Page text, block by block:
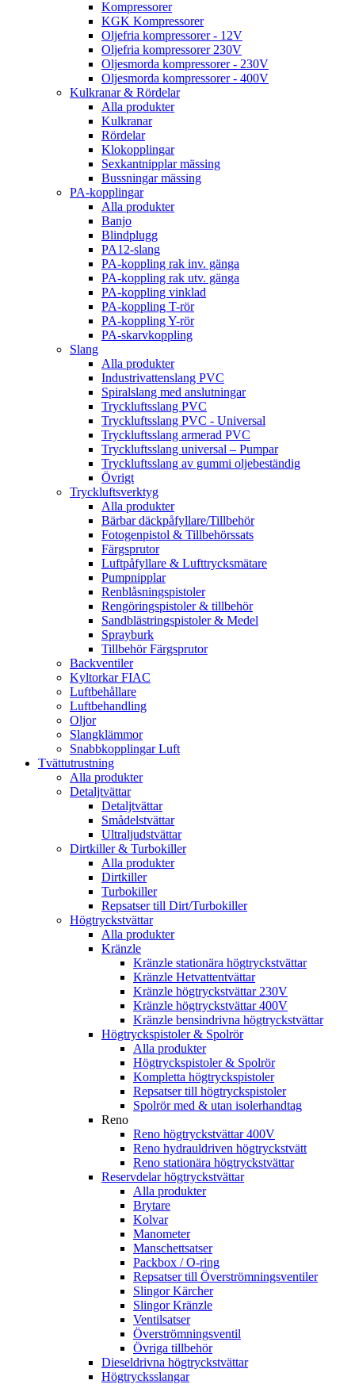
Kompressorer
KGK Kompressorer
Oljefria kompressorer - 12V
Oljefria kompressorer 230V
Oljesmorda kompressorer - 230V
Oljesmorda kompressorer - 400V
Kulkranar & Rördelar
Alla produkter
Kulkranar
Rördelar
Klokopplingar
Sexkantnipplar mässing
Bussningar mässing
PA-kopplingar
Alla produkter
Banjo
Blindplugg
PA12-slang
PA-koppling rak inv. gänga
PA-koppling rak utv. gänga
PA-koppling vinklad
PA-koppling T-rör
PA-koppling Y-rör
PA-skarvkoppling
Slang
Alla produkter
Industrivattenslang PVC
Spiralslang med anslutningar
Tryckluftsslang PVC
Tryckluftsslang PVC - Universal
Tryckluftsslang armerad PVC
Tryckluftsslang universal – Pumpar
Tryckluftsslang av gummi oljebeständig
Övrigt
Tryckluftsverktyg
Alla produkter
Bärbar däckpåfyllare/Tillbehör
Fotogenpistol & Tillbehörssats
Färgsprutor
Luftpåfyllare & Lufttrycksmätare
Pumpnipplar
Renblåsningspistoler
Rengöringspistoler & tillbehör
Sandblästringspistoler & Medel
Sprayburk
Tillbehör Färgsprutor
Backventiler
Kyltorkar FIAC
Luftbehållare
Luftbehandling
Oljor
Slangklämmor
Snabbkopplingar Luft
Tvättutrustning
Alla produkter
Detaljtvättar
Detaljtvättar
Smådelstvättar
Ultraljudstvättar
Dirtkiller & Turbokiller
Alla produkter
Dirtkiller
Turbokiller
Repsatser till Dirt/Turbokiller
Högtryckstvättar
Alla produkter
Kränzle
Kränzle stationära högtryckstvättar
Kränzle Hetvattentvättar
Kränzle högtryckstvättar 230V
Kränzle högtryckstvättar 400V
Kränzle bensindrivna högtryckstvättar
Högtryckspistoler & Spolrör
Alla produkter
Högtryckspistoler & Spolrör
Kompletta högtryckspistoler
Repsatser till högtryckspistoler
Spolrör med & utan isolerhandtag
Reno
Reno högtryckstvättar 400V
Reno hydrauldriven högtryckstvätt
Reno stationära högtryckstvättar
Reservdelar högtryckstvättar
Alla produkter
Brytare
Kolvar
Manometer
Manschettsatser
Packbox / O-ring
Repsatser till Överströmningsventiler
Slingor Kärcher
Slingor Kränzle
Ventilsatser
Överströmningsventil
Övriga tillbehör
Dieseldrivna högtryckstvättar
Högtrycksslangar